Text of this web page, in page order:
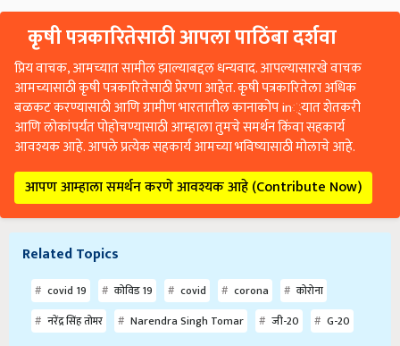
कृषी पत्रकारितेसाठी आपला पाठिंबा दर्शवा
प्रिय वाचक, आमच्यात सामील झाल्याबद्दल धन्यवाद. आपल्यासारखे वाचक
आमच्यासाठी कृषी पत्रकारितेसाठी प्रेरणा आहेत. कृषी पत्रकारितेला अधिक
बळकट करण्यासाठी आणि ग्रामीण भारतातील कानाकोप in्यात शेतकरी
आणि लोकांपर्यंत पोहोचण्यासाठी आम्हाला तुमचे समर्थन किंवा सहकार्य
आवश्यक आहे. आपले प्रत्येक सहकार्य आमच्या भविष्यासाठी मोलाचे आहे.
आपण आम्हाला समर्थन करणे आवश्यक आहे (Contribute Now)
Related Topics
covid 19 कोविड 19 covid corona
कोरोना
नरेंद्र सिंह तोमर
Narendra Singh Tomar जी-20 G-20